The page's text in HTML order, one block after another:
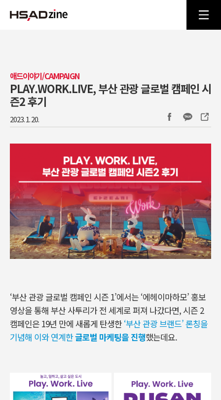
애드이야기/CAMPAIGN
PLAY.WORK.LIVE, 부산 관광 글로벌 캠페인 시
즌2 후기
2023. 1. 20.
‘부산 관광 글로벌 캠페인 시즌 1’에서는 ‘에헤이마하모’ 홍보
영상을 통해 부산 사투리가 전 세계로 퍼져 나갔다면, 시즌 2
캠페인은 19년 만에 새롭게 탄생한‘부산 관광 브랜드’ 론칭을
기념해 이와 연계한글로벌 마케팅을 진행했는데요.